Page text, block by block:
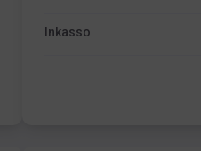
Inkasso